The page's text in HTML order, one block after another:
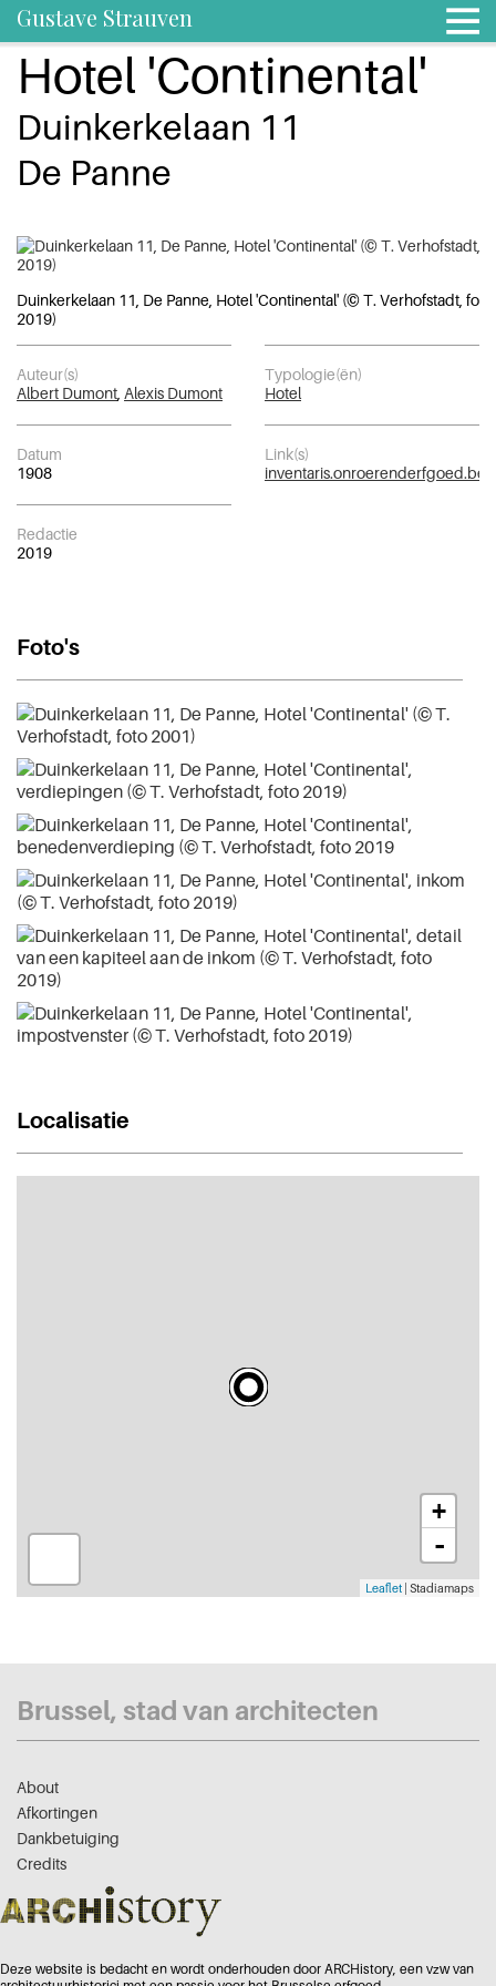
Gustave Strauven
Hotel 'Continental'
Duinkerkelaan 11
De Panne
Duinkerkelaan 11, De Panne, Hotel 'Continental' (© T. Verhofstadt, foto
2019)
Auteur(s)
Albert Dumont Alexis Dumont
Typologie(ën)
Hotel
Datum
1908
Link(s)
inventaris.onroerenderfgoed.be
Redactie
2019
Foto's
Localisatie
+
-
Leaflet | Stadiamaps
Brussel, stad van architecten
About
Afkortingen
Dankbetuiging
Credits
Deze website is bedacht en wordt onderhouden door ARCHistory, een vzw van